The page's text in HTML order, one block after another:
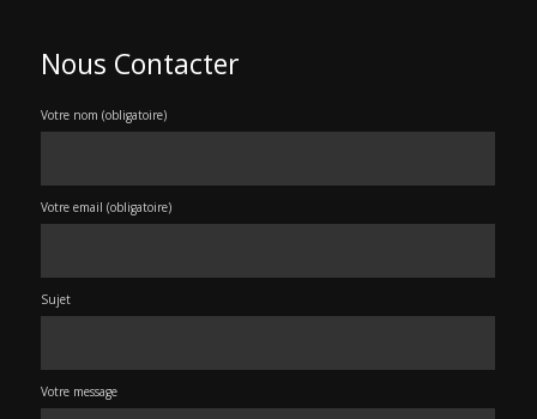
Nous Contacter
Votre nom (obligatoire)
Votre email (obligatoire)
Sujet
Votre message